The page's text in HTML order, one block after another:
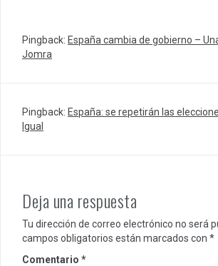
Pingback: España cambia de gobierno –
Jomra
Pingback: España: se repetirán las
Igual
Deja una respuesta
Tu dirección de correo electrónico no será
campos obligatorios están marcados con *
Comentario *